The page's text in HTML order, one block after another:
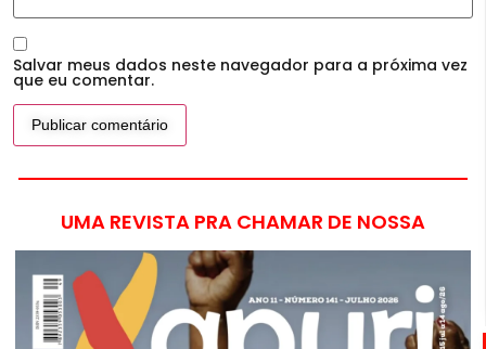
Salvar meus dados neste navegador para a próxima vez
que eu comentar.
UMA REVISTA PRA CHAMAR DE NOSSA